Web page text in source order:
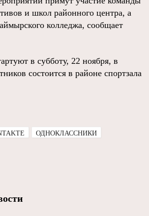
и школ районного центра, а
колледжа, сообщает
в субботу, 22 ноября, в
состоится в районе спортзала
ОДНОКЛАССНИКИ